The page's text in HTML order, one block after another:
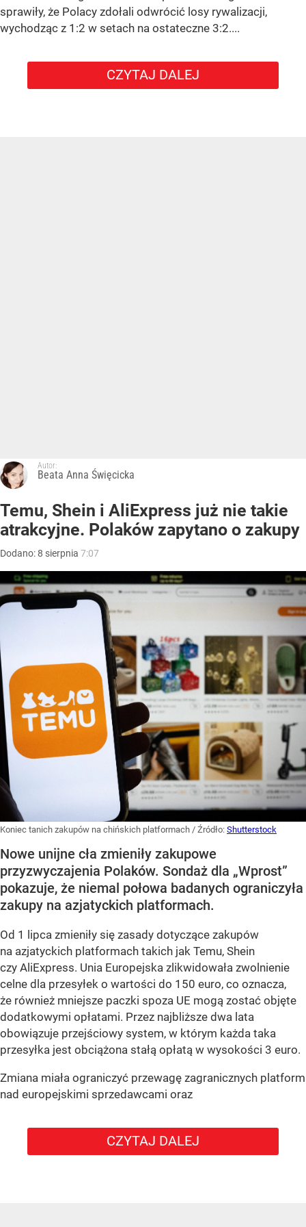
sprawiły, że Polacy zdołali odwrócić losy rywalizacji,
wychodząc z 1:2 w setach na ostateczne 3:2....
CZYTAJ DALEJ
Autor:
Beata Anna Święcicka
Temu, Shein i AliExpress już nie takie
atrakcyjne. Polaków zapytano o zakupy
Dodano:8 sierpnia 7:07
Koniec tanich zakupów na chińskich platformach / Źródło: Shutterstock
Nowe unijne cła zmieniły zakupowe
przyzwyczajenia Polaków. Sondaż dla „Wprost”
pokazuje, że niemal połowa badanych ograniczyła
zakupy na azjatyckich platformach.
Od 1 lipca zmieniły się zasady dotyczące zakupów
na azjatyckich platformach takich jak Temu, Shein
czy AliExpress. Unia Europejska zlikwidowała zwolnienie
celne dla przesyłek o wartości do 150 euro, co oznacza,
że również mniejsze paczki spoza UE mogą zostać objęte
dodatkowymi opłatami. Przez najbliższe dwa lata
obowiązuje przejściowy system, w którym każda taka
przesyłka jest obciążona stałą opłatą w wysokości 3 euro.
Zmiana miała ograniczyć przewagę zagranicznych platform
nad europejskimi sprzedawcami oraz
CZYTAJ DALEJ